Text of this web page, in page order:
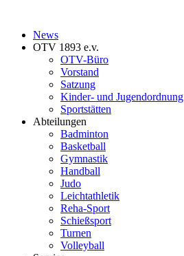
News
OTV 1893 e.v.
OTV-Büro
Vorstand
Satzung
Kinder- und Jugendordnung
Sportstätten
Abteilungen
Badminton
Basketball
Gymnastik
Handball
Judo
Leichtathletik
Reha-Sport
Schießsport
Turnen
Volleyball